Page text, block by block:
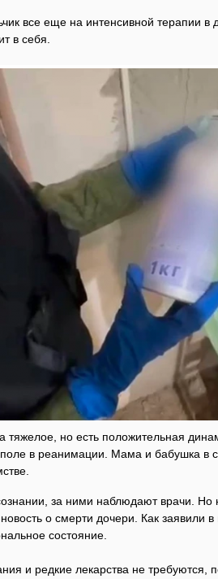
все еще на интенсивной терапии в
в себя.
тяжелое, но есть положительная
в реанимации. Мама и бабушка в
за ними наблюдают врачи. Но
о смерти дочери. Как заявили
состояние.
и редкие лекарства не